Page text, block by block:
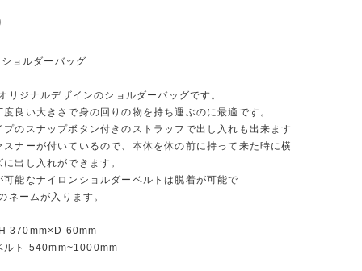
ョルダーバッグ
リジナルデザインのショルダーバッグです。
度良い大きさで身の回りの物を持ち運ぶのに最適です。
プのスナップボタン付きのストラッフで出し入れも出来ます
スナーが付いているので、本体を体の前に持って来た時に横
出し入れができます。
可能なナイロンショルダーベルトは脱着が可能で
ネームが入ります。
370mm×D 60mm
ルト 540mm~1000mm